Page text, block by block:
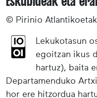
© Pirinio
Lekukotasun
egoitzan ikus
hartuz), baita
Departamenduko
hor ere hitzordua